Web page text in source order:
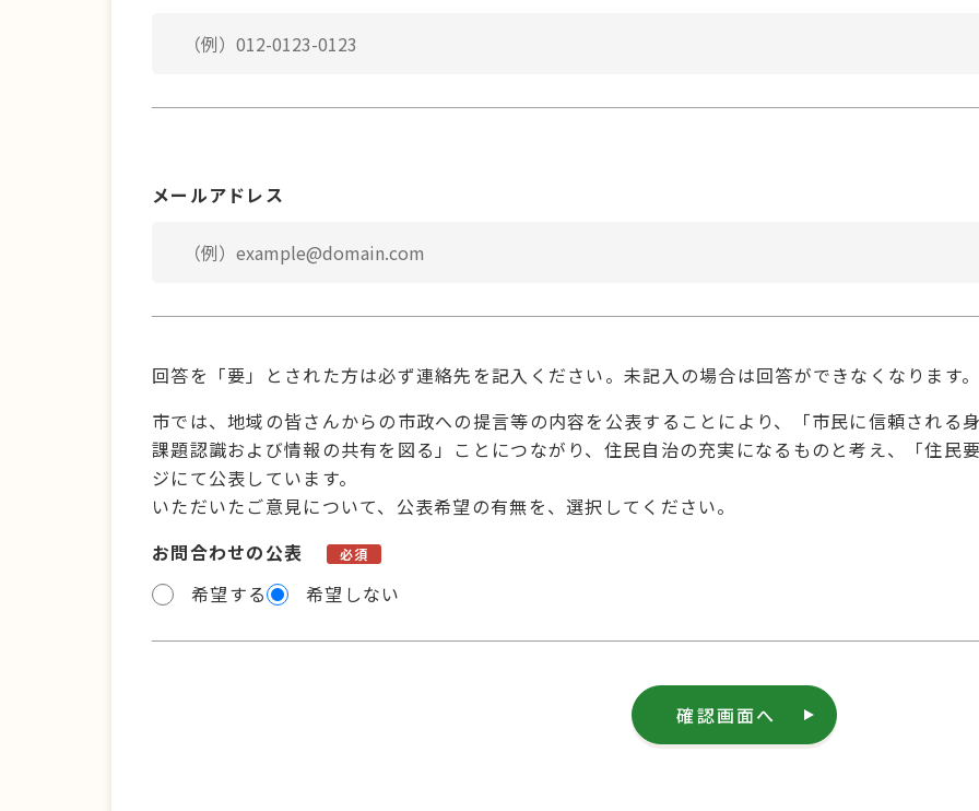
メールアドレス
回答を「要」とされた方は必ず連絡先を記入ください。未記入の場合は回答ができなくなります
市では、地域の皆さんからの市政への提言等の内容を公表することにより、「市民に信頼される
課題認識および情報の共有を図る」ことにつながり、住民自治の充実になるものと考え、「住民
ジにて公表しています。
いただいたご意見について、公表希望の有無を、選択してください。
お問合わせの公表
必須
希望する 希望しない
確認画面へ